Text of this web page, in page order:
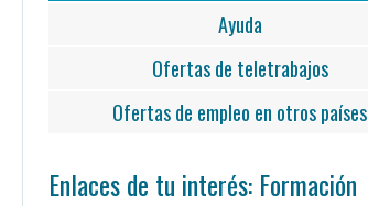
Ayuda
Ofertas de teletrabajos
Ofertas de empleo en otros países
Enlaces de tu interés: Formación